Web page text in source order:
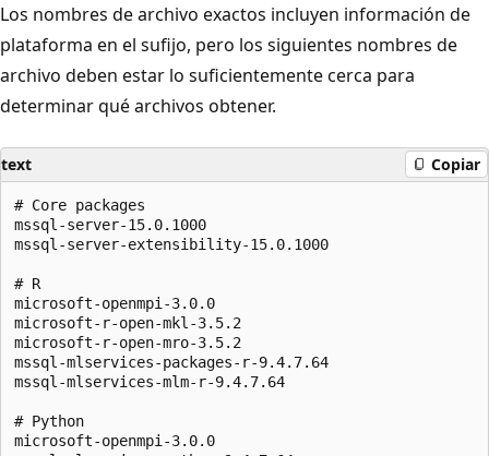
Los nombres de archivo exactos incluyen información de
plataforma en el sufijo, pero los siguientes nombres de
archivo deben estar lo suficientemente cerca para
determinar qué archivos obtener.
text Copiar
# Core packages
mssql-server-15.0.1000
mssql-server-extensibility-15.0.1000
# R
microsoft-openmpi-3.0.0
microsoft-r-open-mkl-3.5.2
microsoft-r-open-mro-3.5.2
mssql-mlservices-packages-r-9.4.7.64
mssql-mlservices-mlm-r-9.4.7.64
# Python
microsoft-openmpi-3.0.0